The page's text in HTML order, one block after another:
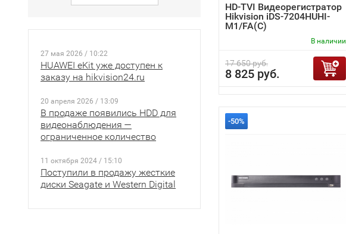
27 мая 2026 / 10:22
HUAWEI eKit уже доступен к
заказу на hikvision24.ru
20 апреля 2026 / 13:09
В продаже появились HDD для
видеонаблюдения —
ограниченное количество
11 октября 2024 / 15:10
Поступили в продажу жесткие
диски Seagate и Western Digital
HD-TVI Видеорегистратор
Hikvision iDS-7204HUHI-
M1/FA(C)
В наличии
17 650 руб.
8 825 руб.
-50%